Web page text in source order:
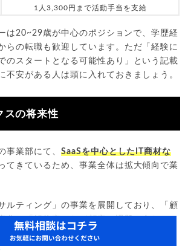
1人3,300円まで活動手当を支給
は20~29歳が中心のポジションで、学歴経
らの転職も歓迎しています。ただ「経験に
のスタートとなる可能性あり」という記載
不安がある人は頭に入れておきましょう。
スの将来性
事業部にて、 SaaSを中心としたIT商材な
てきているため、事業全体は拡大傾向で業
ルティング」の事業を展開しており、「顧
化」「解約率」など顧客の課題に合わせて
入っていくなど、営業代行以外の業務にも